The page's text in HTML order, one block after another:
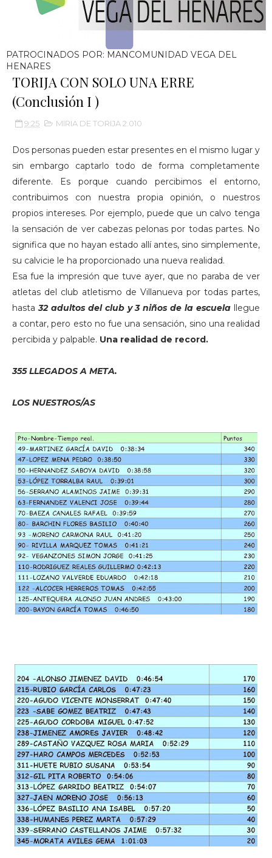
PATROCINADOS POR: MANCOMUNIDAD VEGA DEL
HENARES
TORIJA CON SOLO UNA ERRE
(Conclusión I )
9:25 MIRIA DE TORIJA 2.010
Dos personas pueden estar presentes en el mismo lugar y
sin embargo captarlo todo de forma completamente
diferente. Es porque cuando percibimos el entorno,
contribuimos con nuestra propia opinión, o nuestros
propios intereses. Por ejemplo, puede que un calvo tenga
la sensación de ver cabezas pelonas por todas partes. No
significa que no hayan estado allí antes, sino simplemente,
su calvicie le ha proporcionado una nueva realidad.
Esa fue la impresión que tuve ayer, que no paraba de ver
atletas del club atletismo de Villanueva por todas partes,
hasta32 adultos del club y 3 niños de la escuela llegue
a contar, pero esto no fue una sensación, sino una realidad
percibida y palpable. Una realidad de record.
355 LLEGADOS A META.
LOS NUESTROS/AS